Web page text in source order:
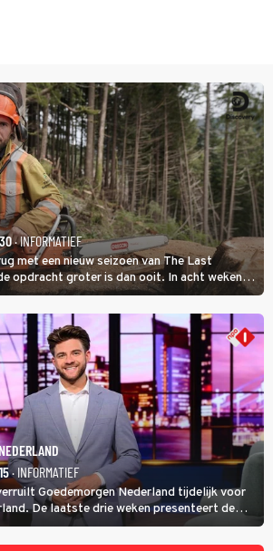
· INFORMATIEF
met een nieuw seizoen van The Last
opdracht groter is dan ooit. In acht weken
dollar bij elkaar te vergaren om de
te verzekeren.
· INFORMATIEF
Goedemorgen Nederland tijdelijk voor
De laatste drie weken presenteert de
Mens-winnaar deze avondtalkshow om en
die er al vanaf het begin bij is.